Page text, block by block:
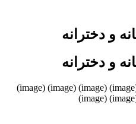
و دخترانه
و دخترانه
(image) (image) (image) (image) (image) (image) (image) (image)